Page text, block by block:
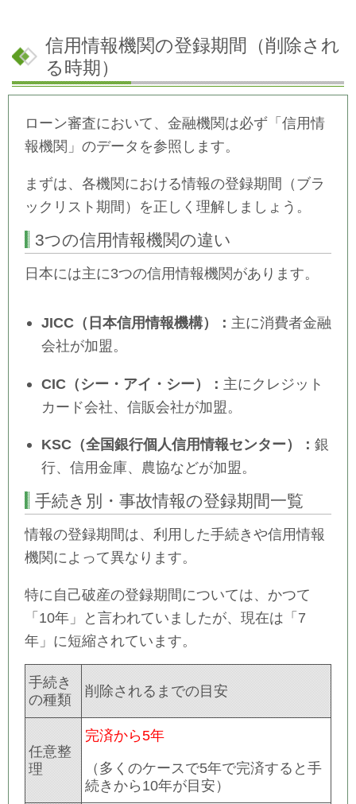
信用情報機関の登録期間（削除され
る時期）
ローン審査において、金融機関は必ず「信用情
報機関」のデータを参照します。
まずは、各機関における情報の登録期間（ブラ
ックリスト期間）を正しく理解しましょう。
3つの信用情報機関の違い
日本には主に3つの信用情報機関があります。
JICC（日本信用情報機構）： 主に消費者金融
会社が加盟。
CIC（シー・アイ・シー）： 主にクレジット
カード会社、信販会社が加盟。
KSC（全国銀行個人信用情報センター）： 銀
行、信用金庫、農協などが加盟。
手続き別・事故情報の登録期間一覧
情報の登録期間は、利用した手続きや信用情報
機関によって異なります。
特に自己破産の登録期間については、かつて
「10年」と言われていましたが、現在は「7
年」に短縮されています。
手続き
の種類
削除されるまでの目安
任意整
理
完済から5年
（多くのケースで5年で完済すると手
続きから10年が目安）